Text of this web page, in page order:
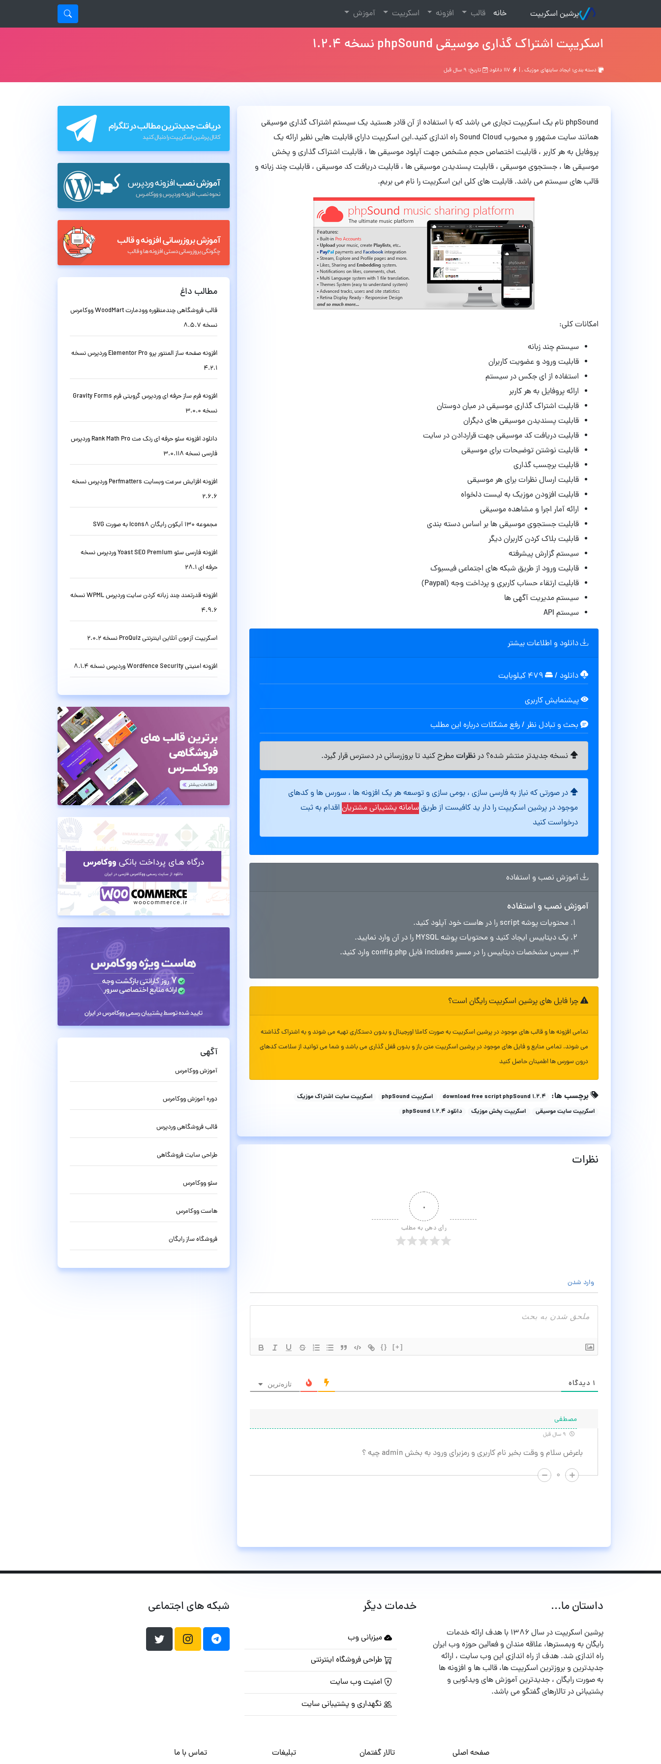
پرشین اسکریپت خانه
(current) قالب افزونه اسکریپت آموزش
اسکریپت اشتراک گذاری موسیقی phpSound نسخه 1.2.4
دسته بندی: ایجاد سایتهای موزیک, | تاریخ: ۹ سال قبل
phpSound نام یک اسکریپت تجاری می باشد که با استفاده از آن قادر هستید یک سیستم اشتراک گذاری موسیقی
همانند سایت مشهور و محبوب Sound Cloud راه اندازی کنید.این اسکریپت دارای قابلیت هایی نظیر ارائه یک
پروفایل به هر کاربر ، قابلیت اختصاص حجم مشخص جهت آپلود موسیقی ها ، قابلیت اشتراک گذاری و پخش
موسیقی ها ، جستجوی موسیقی ، قابلیت پسندیدن موسیقی ها ، قابلیت دریافت کد موسیقی ، قابلیت چند زبانه و
قالب های سیستم می باشد. قابلیت های کلی این اسکریپت را نام می بریم.
امکانات کلی:
سیستم چند زبانه
قابلیت ورود و عضویت کاربران
استفاده از ای جکس در سیستم
ارائه پروفایل به هر کاربر
قابلیت اشتراک گذاری موسیقی در میان دوستان
قابلیت پسندیدن موسیقی های دیگران
قابلیت دریافت کد موسیقی جهت قراردادن در سایت
قابلیت نوشتن توضیحات برای موسیقی
قابلیت برچسب گذاری
قابلیت ارسال نظرات برای هر موسیقی
قابلیت افزودن موزیک به لیست دلخواه
ارائه آمار اجرا و مشاهده موسیقی
قابلیت جستجوی موسیقی ها بر اساس دسته بندی
قابلیت بلاک کردن کاربران دیگر
سیستم گزارش پیشرفته
قابلیت ورود از طریق شبکه های اجتماعی فیسبوک
قابلیت ارتقاء حساب کاربری و پرداخت وجه (Paypal)
سیستم مدیریت آگهی ها
سیستم API
دانلود و اطلاعات بیشتر
دانلود /
پیشنمایش کاربری
بحث و تبادل نظر / رفع مشکلات درباره این مطلب
نسخه جدیدتر منتشر شده؟ درنظراتمطرح کنید تا بروزرسانی در دسترس قرار گیرد.
در صورتی که نیاز به فارسی سازی ، بومی سازی و توسعه هر یک افزونه ها ، سورس ها و کدهای
موجود در پرشین اسکریپت را دار ید کافیست از طریقسامانه پشتیبانی مشتریان اقدام به ثبت
درخواست کنید
آموزش نصب و استفاده
آموزش نصب و استفاده
محتویات پوشه script را در هاست خود آپلود کنید.
یک دیتابیس ایجاد کنید و محتویات پوشه MYSQL را در آن وارد نمایید.
سپس مشخصات دیتابیس را در مسیر includes فایل config.php وارد کنید.
چرا فایل های پرشین اسکریپت رایگان است؟
تمامی افزونه ها و قالب های موجود در پرشین اسکریپت به صورت کاملا اورجینال و بدون دستکاری تهیه می شوند و به اشتراک گذاشته
می شوند. تمامی منابع و فایل های موجود در پرشین اسکریپت متن باز و بدون قفل گذاری می باشد و شما می توانید از سلامت کدهای
درون سورس ها اطمینان حاصل کنید
برچسب ها: download free script phpSound 1.2.4 اسکریپت phpSound
اسکریپت سایت اشتراک موزیک
اسکریپت سایت موسیقی
اسکریپت پخش موزیک دانلود phpSound 1.2.4
نظرات
۰
رأی دهی به مطلب
وارد شدن
{} [+]
۱ دیدگاه تازه‌ترین
مصطفی
باعرض سلام و وقت بخیر نام کاربری و رمزبرای ورود به بخش admin چیه ؟
۰
مطالب داغ
قالب فروشگاهی چندمنظوره وودمارت WoodMart ووکامرس
نسخه 8.5.7
افزونه صفحه ساز المنتور پرو Elementor Pro وردپرس نسخه
4.2.1
افزونه فرم ساز حرفه ای وردپرس گرویتی فرم Gravity Forms
نسخه 3.0.0
دانلود افزونه سئو حرفه ای رنک مث Rank Math Pro وردپرس
فارسی نسخه 3.0.118
افزونه افزایش سرعت وبسایت Perfmatters وردپرس نسخه
2.6.6
مجموعه 130 آیکون رایگان Icons8 به صورت SVG
افزونه فارسی سئو Yoast SEO Premium وردپرس نسخه
حرفه ای 28.1
افزونه قدرتمند چند زبانه کردن سایت وردپرس WPML نسخه
4.9.6
اسکریپت آزمون آنلاین اینترنتی ProQuiz نسخه 2.0.2
افزونه امنیتی Wordfence Security وردپرس نسخه 8.1.4
آگهی
آموزش ووکامرس
دوره آموزش ووکامرس
قالب فروشگاهی وردپرس
طراحی سایت فروشگاهی
سئو ووکامرس
هاست ووکامرس
فروشگاه ساز رایگان
داستان ما...
پرشین اسکریپت در سال ۱۳۸۶ با هدف ارائه خدمات
رایگان به وبمسترها، علاقه مندان و فعالین حوزه وب ایران
راه اندازی شد. هدف از راه اندازی این وب سایت ، ارائه
جدیدترین و بروزترین اسکریپت ها، قالب ها و افزونه ها
به صورت رایگان ، جدیدترین آموزش های ویدئویی و
پشتیبانی در تالارهای گفتگو می باشد.
خدمات دیگر
میزبانی وب
طراحی فروشگاه اینترنتی
امنیت وب سایت
نگهداری و پشتیبانی سایت
شبکه های اجتماعی
صفحه اصلی تالار گفتمان تبلیغات تماس با ما